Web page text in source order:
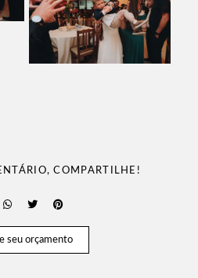
COMPARTILHE!
seu orçamento